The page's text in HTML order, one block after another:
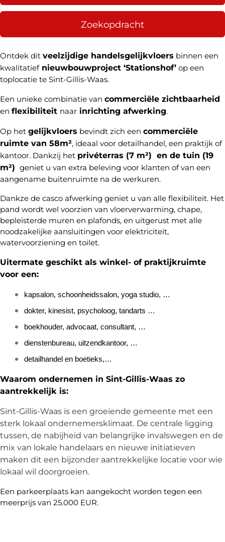
Zoekopdracht
Ontdek dit veelzijdige handelsgelijkvloers binnen een
kwalitatiefnieuwbouwproject ‘Stationshof’ op een
toplocatie te Sint-Gillis-Waas.
Een unieke combinatie van commerciële zichtbaarheid
en flexibiliteit naar inrichting afwerking.
Op het gelijkvloers bevindt zich een commerciële
ruimte van 58m², ideaal voor detailhandel, een praktijk of
kantoor. Dankzij het privéterras (7 m²) en de tuin (19
m²) geniet u van extra beleving voor klanten of van een
aangename buitenruimte na de werkuren.
Dankze de casco afwerking geniet u van alle flexibiliteit. Het
pand wordt wel voorzien van vloerverwarming, chape,
bepleisterde muren en plafonds, en uitgerust met alle
noodzakelijke aansluitingen voor elektriciteit,
watervoorziening en toilet.
Uitermate geschikt als winkel- of praktijkruimte
voor een:
kapsalon, schoonheidssalon, yoga studio, …
dokter, kinesist, psycholoog, tandarts …
boekhouder, advocaat, consultant, …
dienstenbureau, uitzendkantoor, …
detailhandel en boetieks,…
Waarom ondernemen in Sint-Gillis-Waas zo
aantrekkelijk is:
Sint-Gillis-Waas is een groeiende gemeente met een
sterk lokaal ondernemersklimaat. De centrale ligging
tussen, de nabijheid van belangrijke invalswegen en de
mix van lokale handelaars en nieuwe initiatieven
maken dit een bijzonder aantrekkelijke locatie voor wie
lokaal wil doorgroeien.
Een parkeerplaats kan aangekocht worden tegen een
meerprijs van 25.000 EUR.